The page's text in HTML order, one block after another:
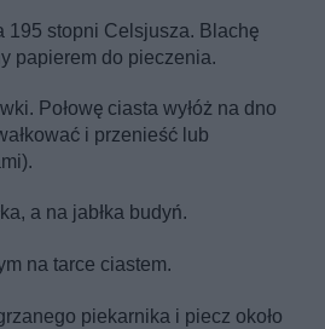
195 stopni Celsjusza. Blachę
papierem do pieczenia.
Połowę ciasta wyłóż na dno
i przenieść lub
a na jabłka budyń.
na tarce ciastem.
piekarnika i piecz około